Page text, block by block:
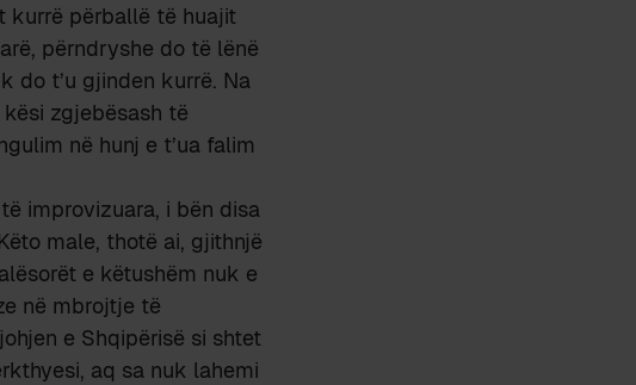
kurrë përballë të huajit
përndryshe do të lënë
do t’u gjinden kurrë. Na
zgjebësash të
në hunj e t’ua falim
improvizuara, i bën disa
male, thotë ai, gjithnjë
e këtushëm nuk e
në mbrojtje të
e Shqipërisë si shtet
aq sa nuk lahemi